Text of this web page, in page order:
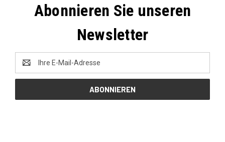
Abonnieren Sie unseren
Newsletter
Mail-
Adresse